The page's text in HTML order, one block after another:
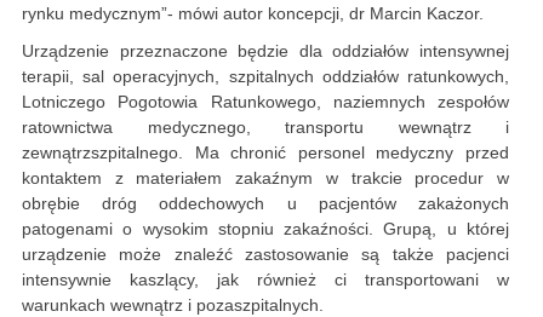
rynku medycznym”- mówi autor koncepcji, dr Marcin Kaczor.
Urządzenie przeznaczone będzie dla oddziałów intensywnej
terapii, sal operacyjnych, szpitalnych oddziałów ratunkowych,
Lotniczego Pogotowia Ratunkowego, naziemnych zespołów
ratownictwa medycznego, transportu wewnątrz i
zewnątrzszpitalnego. Ma chronić personel medyczny przed
kontaktem z materiałem zakaźnym w trakcie procedur w
obrębie dróg oddechowych u pacjentów zakażonych
patogenami o wysokim stopniu zakaźności. Grupą, u której
urządzenie może znaleźć zastosowanie są także pacjenci
intensywnie kaszlący, jak również ci transportowani w
warunkach wewnątrz i pozaszpitalnych.